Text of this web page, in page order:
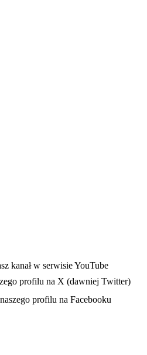
karcie
w nowej karcie
kanał w serwisie YouTube
profilu na X (dawniej Twitter)
w nowej karcieprofilu na Facebooku